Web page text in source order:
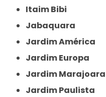
Itaim Bibi
Jabaquara
Jardim América
Jardim Europa
Jardim Marajoara
Jardim Paulista